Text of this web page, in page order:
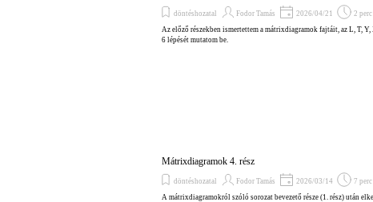
döntéshozatal Fodor Tamás 2026/04/21
2 perc
Az előző részekben ismertettem a mátrixdiagramok fajtáit, az L, T,
6 lépését mutatom be.
Mátrixdiagramok 4. rész
döntéshozatal Fodor Tamás 2026/03/14
7 perc
A mátrixdiagramokról szóló sorozat bevezető része (1. rész) után